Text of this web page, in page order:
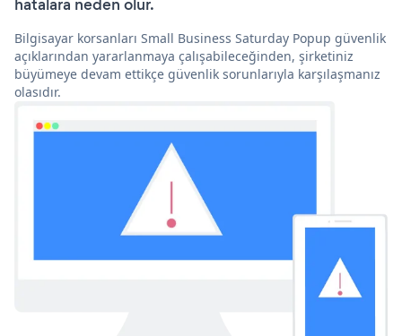
hatalara neden olur.
Bilgisayar korsanları Small Business Saturday Popup güvenlik
açıklarından yararlanmaya çalışabileceğinden, şirketiniz
büyümeye devam ettikçe güvenlik sorunlarıyla karşılaşmanız
olasıdır.